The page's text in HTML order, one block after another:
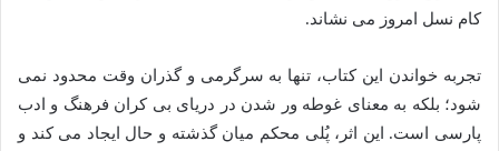
کام نسل امروز می نشاند.
تجربه خواندن این کتاب، تنها به سرگرمی و گذران وقت محدود نمی
شود؛ بلکه به معنای غوطه ور شدن در دریای بی کران فرهنگ و ادب
پارسی است. این اثر، پُلی محکم میان گذشته و حال ایجاد می کند و